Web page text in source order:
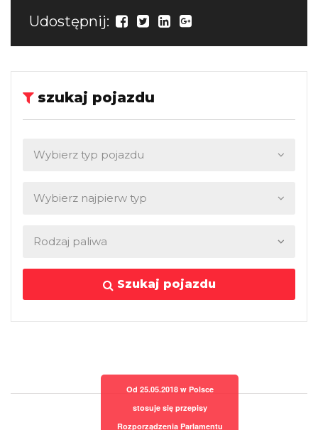
Udostępnij:
szukaj pojazdu
Szukaj pojazdu
Od 25.05.2018 w Polsce
stosuje się przepisy
Rozporządzenia Parlamentu